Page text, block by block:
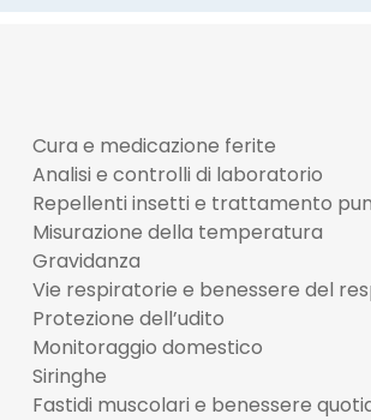
Cura e medicazione ferite
Analisi e controlli di laboratorio
Repellenti insetti e trattamento
Misurazione della temperatura
Gravidanza
Vie respiratorie e benessere del
Protezione dell’udito
Monitoraggio domestico
Siringhe
Fastidi muscolari e benessere